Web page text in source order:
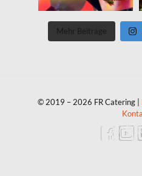
Mehr Beiträge
© 2019 – 2026 FR Catering |